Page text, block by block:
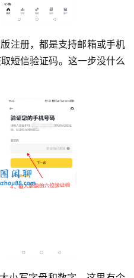
注册，都是支持邮箱或手机
短信验证码。这一步没什么